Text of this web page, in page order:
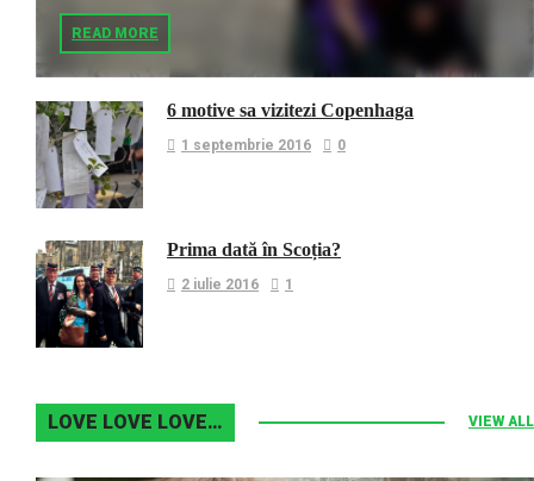
READ MORE
6 motive sa vizitezi Copenhaga
1 septembrie 2016 0
Prima dată în Scoția?
2 iulie 2016 1
LOVE LOVE LOVE… VIEW ALL